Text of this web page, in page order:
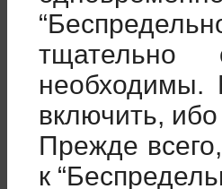
тщательно
необходимы.
включить,
Прежде
к